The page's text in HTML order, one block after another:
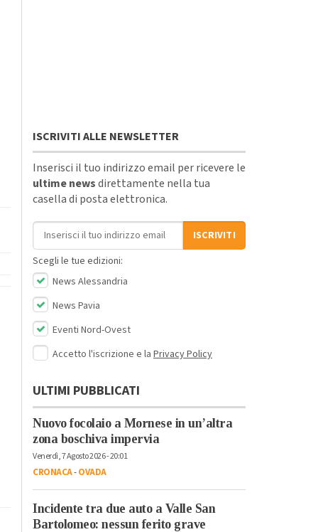
ISCRIVITI ALLE NEWSLETTER
Inserisci il tuo indirizzo email per ricevere le
ultime newsdirettamente nella tua
casella di posta elettronica.
Indirizzo email
ISCRIVITI
Scegli le tue edizioni:
News Alessandria
News Pavia
Eventi Nord-Ovest
Accetto l'iscrizione e la Privacy Policy
ULTIMI PUBBLICATI
Nuovo focolaio a Mornese in un’altra
zona boschiva impervia
Venerdì, 7 Agosto 2026 - 20:01
CRONACA-OVADA
Incidente tra due auto a Valle San
Bartolomeo: nessun ferito grave